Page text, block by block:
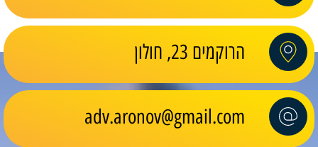
הרוקמים 23, חולון
adv.aronov@gmail.com